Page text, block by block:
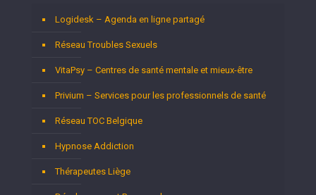
Logidesk – Agenda en ligne partagé
Réseau Troubles Sexuels
VitaPsy – Centres de santé mentale et mieux-être
Privium – Services pour les professionnels de santé
Réseau TOC Belgique
Hypnose Addiction
Thérapeutes Liège